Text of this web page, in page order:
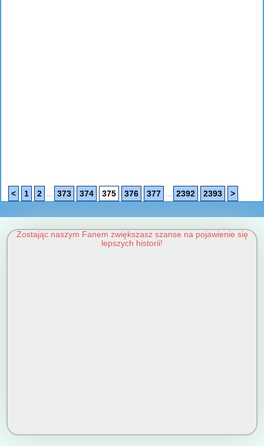
< 1 2 ... 373 374 375 376 377 ... 2392 2393 >
Zostając naszym Fanem zwiększasz szanse na pojawienie się
lepszych historii!